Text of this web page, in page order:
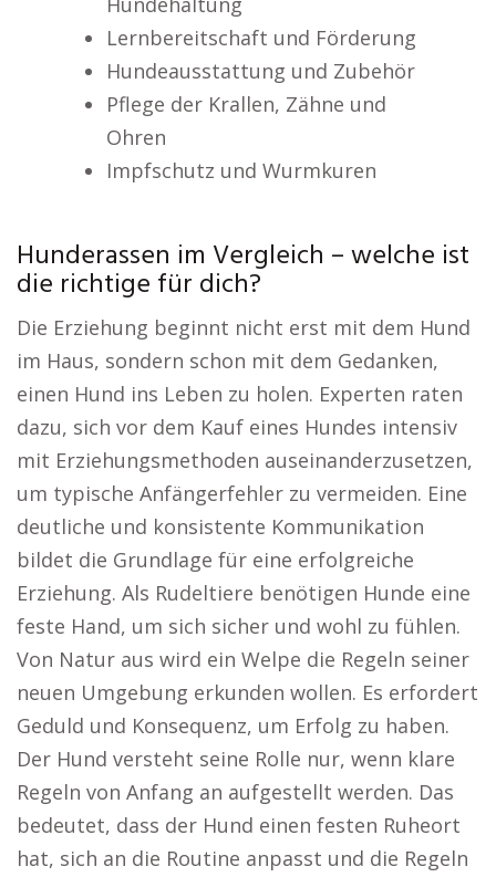
Lernbereitschaft und Förderung
Hundeausstattung und Zubehör
Pflege der Krallen, Zähne und
Ohren
Impfschutz und Wurmkuren
Hunderassen im Vergleich – welche ist
die richtige für dich?
Die Erziehung beginnt nicht erst mit dem Hund
im Haus, sondern schon mit dem Gedanken,
einen Hund ins Leben zu holen. Experten raten
dazu, sich vor dem Kauf eines Hundes intensiv
mit Erziehungsmethoden auseinanderzusetzen,
um typische Anfängerfehler zu vermeiden. Eine
deutliche und konsistente Kommunikation
bildet die Grundlage für eine erfolgreiche
Erziehung. Als Rudeltiere benötigen Hunde eine
feste Hand, um sich sicher und wohl zu fühlen.
Von Natur aus wird ein Welpe die Regeln seiner
neuen Umgebung erkunden wollen. Es erfordert
Geduld und Konsequenz, um Erfolg zu haben.
Der Hund versteht seine Rolle nur, wenn klare
Regeln von Anfang an aufgestellt werden. Das
bedeutet, dass der Hund einen festen Ruheort
hat, sich an die Routine anpasst und die Regeln